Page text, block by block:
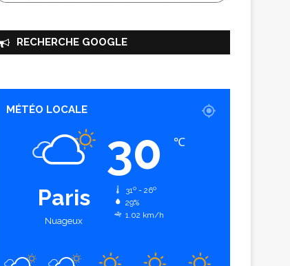
RECHERCHE GOOGLE
MÉTÉO LOCALE
Paris
Nuageux
30 ℃
31º - 26º
29%
1.02 km/h